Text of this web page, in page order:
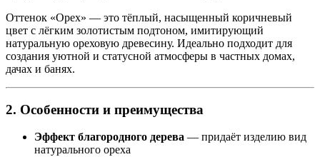
Оттенок «Орех» — это тёплый, насыщенный коричневый
цвет с лёгким золотистым подтоном, имитирующий
натуральную ореховую древесину. Идеально подходит для
создания уютной и статусной атмосферы в частных домах,
дачах и банях.
2. Особенности и преимущества
Эффект благородного дерева — придаёт изделию вид
натурального ореха